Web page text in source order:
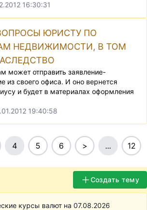
16:30:31
ЮРИСТУ ПО
НЕДВИЖИМОСТИ, В ТОМ
может отправить заявление-
из своего офиса. И оно вернется
и будет в материалах оформления
19:40:58
4 5 6 > ... 12
Создать тему
курсы валют на 07.08.2026